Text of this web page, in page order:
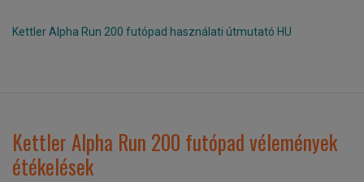
Kettler Alpha Run 200 futópad használati útmutató HU
Kettler Alpha Run 200 futópad vélemények
étékelések